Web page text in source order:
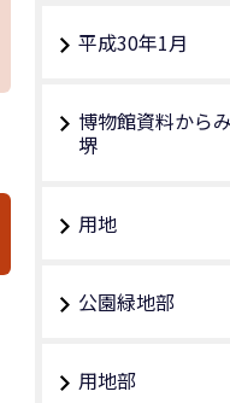
平成30年1月
博物館資料から
堺
用地
公園緑地部
用地部